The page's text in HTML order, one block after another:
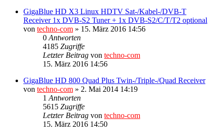
GigaBlue HD X3 Linux HDTV Sat-/Kabel-/DVB-T
Receiver 1x DVB-S2 Tuner + 1x DVB-S2/C/T/T2 optional
von techno-com » 15. März 2016 14:56
0 Antworten
4185 Zugriffe
Letzter Beitrag von techno-com
15. März 2016 14:56
GigaBlue HD 800 Quad Plus Twin-/Triple-/Quad Receiver
von techno-com » 2. Mai 2014 14:19
1 Antworten
5615 Zugriffe
Letzter Beitrag von techno-com
15. März 2016 14:50